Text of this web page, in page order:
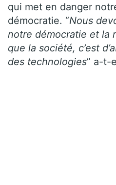
qui met en danger
démocratie. “Nous
notre démocratie et la
que la société, c’est
des technologies” a-t-